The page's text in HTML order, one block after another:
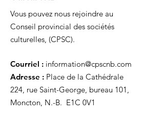
Vous pouvez nous rejoindre au
Conseil provincial des sociétés
culturelles, (CPSC).
Courriel : information@cpscnb.com
Adresse : Place de la Cathédrale
224, rue Saint-George, bureau 101,
Moncton, N.-B. E1C 0V1